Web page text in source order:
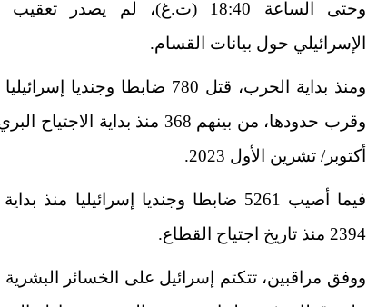
وحتى الساعة 18:40 (ت.غ)، لم يصدر تعقيب فوري من
الإسرائيلي حول بيانات القسام.
ومنذ بداية الحرب، قتل 780 ضابطا
أكتوبر/ تشرين الأول 2023.
فيما أصيب 5261 ضابطا وجنديا إسرائيليا
2394 منذ تاريخ اجتياح القطاع.
ووفق مراقبين، تتكتم إسرائيل على الخسائر البشرية